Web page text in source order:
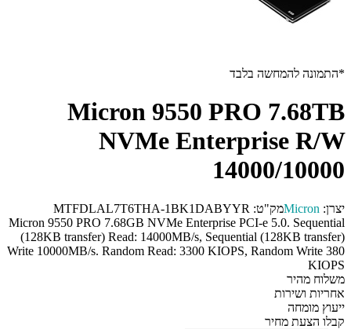
*התמונה להמחשה בלבד
Micron 9550 PRO 7.68TB
NVMe Enterprise R/W
14000/10000
יצרן: Micronמק"ט: MTFDLAL7T6THA-1BK1DABYYR
Micron 9550 PRO 7.68GB NVMe Enterprise PCI-e 5.0. Sequential
(128KB transfer) Read: 14000MB/s, Sequential (128KB transfer)
Write 10000MB/s. Random Read: 3300 KIOPS, Random Write 380
KIOPS
משלוח מהיר
אחריות ושירות
ייעוץ מומחה
קבלו הצעת מחיר